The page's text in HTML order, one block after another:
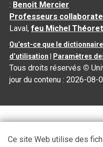
: Benoit Mercier
Professeurs
Laval,feu Michel
Qu’est-ce que le
d’utilisation
Paramètres
Tous droits réservés ©
jour du contenu :2026-08-
Ce site Web utilise des